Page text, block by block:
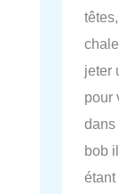
jeter
pour
dans
bob